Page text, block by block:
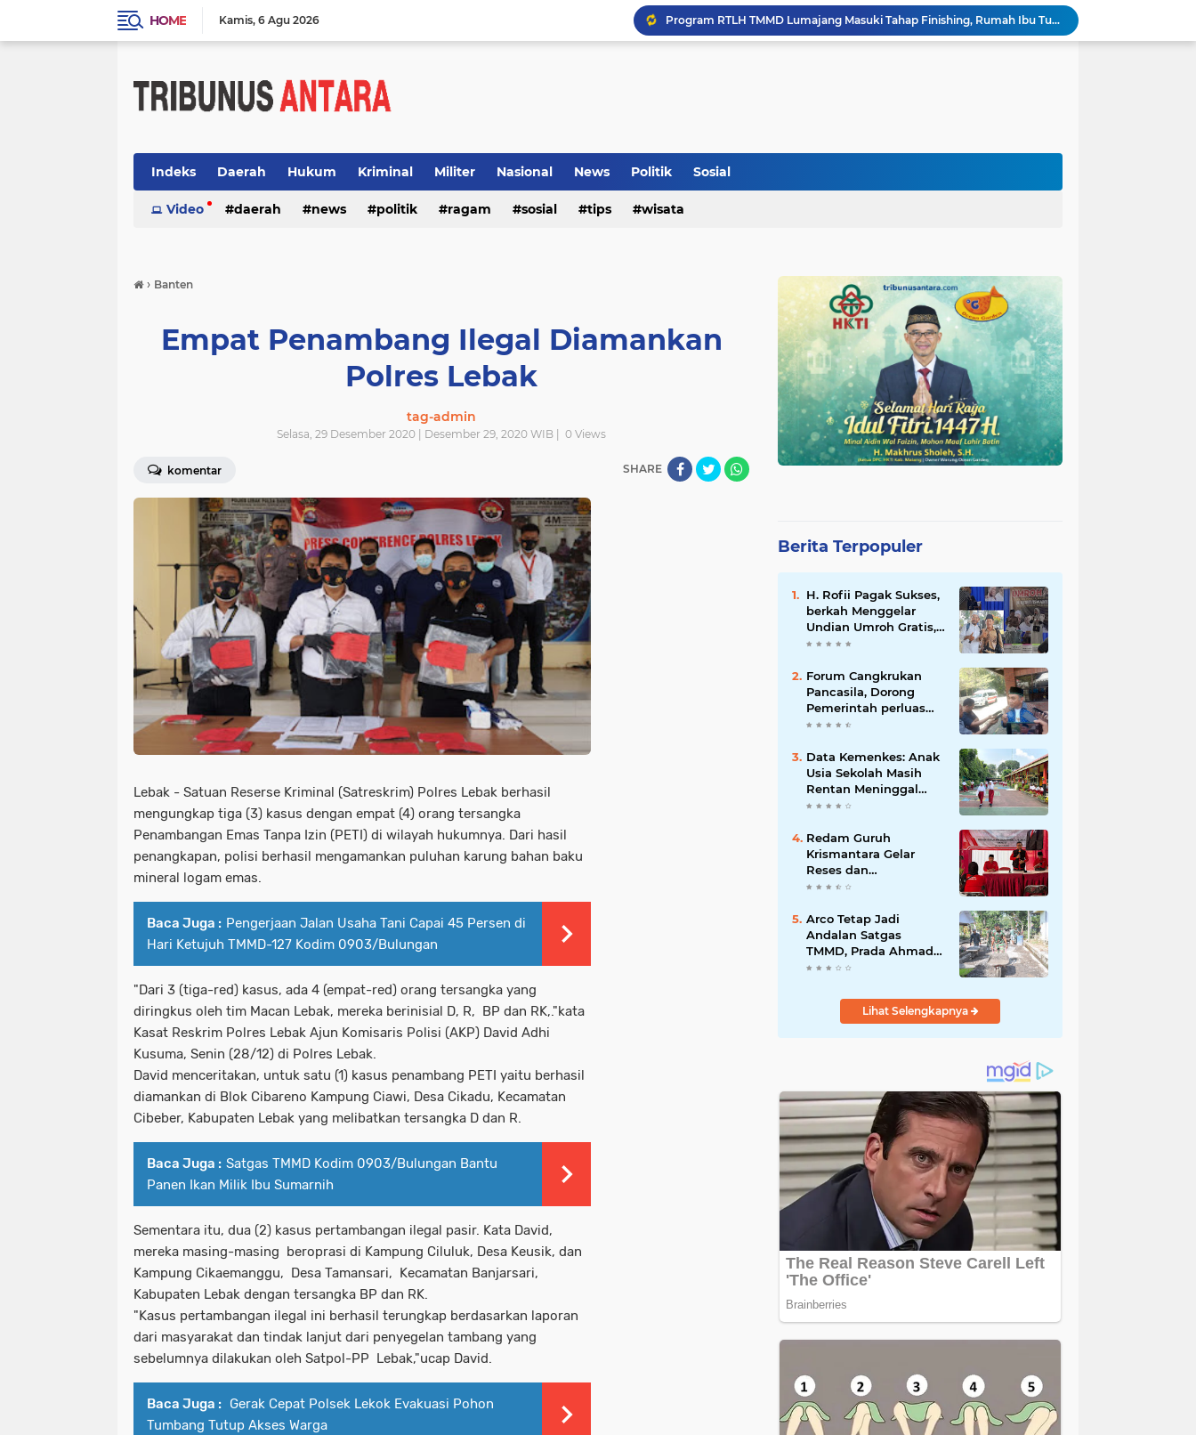
HOME Kamis 6 Agu 2026
Program RTLH TMMD Lumajang Masuki Tahap Finishing, Rumah Ibu Tuha Dicat Rapi
Ketua DPC. HKTI Kabupaten Malang H. Makhrus Sholeh, Dorong Insentif Pajak UMKM dan Penghapusan PPh Rumah Subsidi.
Satgas TMMD Kodim 0821 Pastikan Tugu Prasasti Dibangun Sesuai Perencanaan
Indeks Daerah Hukum Kriminal Militer Nasional News Politik Sosial
Video daerah news politik ragam sosial tips wisata
› Banten
Empat Penambang Ilegal Diamankan
Polres Lebak
tag-admin
Selasa, 29 Desember 2020 | Desember 29, 2020 WIB | 0 Views
komentar SHARE
Lebak - Satuan Reserse Kriminal (Satreskrim) Polres Lebak berhasil
mengungkap tiga (3) kasus dengan empat (4) orang tersangka
Penambangan Emas Tanpa Izin (PETI) di wilayah hukumnya. Dari hasil
penangkapan, polisi berhasil mengamankan puluhan karung bahan baku
mineral logam emas.
Baca Juga : Pengerjaan Jalan Usaha Tani Capai 45 Persen di
Hari Ketujuh TMMD-127 Kodim 0903/Bulungan
"Dari 3 (tiga-red) kasus, ada 4 (empat-red) orang tersangka yang
diringkus oleh tim Macan Lebak, mereka berinisial D, R, BP dan RK,."kata
Kasat Reskrim Polres Lebak Ajun Komisaris Polisi (AKP) David Adhi
Kusuma, Senin (28/12) di Polres Lebak.
David menceritakan, untuk satu (1) kasus penambang PETI yaitu berhasil
diamankan di Blok Cibareno Kampung Ciawi, Desa Cikadu, Kecamatan
Cibeber, Kabupaten Lebak yang melibatkan tersangka D dan R.
Baca Juga : Satgas TMMD Kodim 0903/Bulungan Bantu
Panen Ikan Milik Ibu Sumarnih
Sementara itu, dua (2) kasus pertambangan ilegal pasir. Kata David,
mereka masing-masing beroprasi di Kampung Ciluluk, Desa Keusik, dan
Kampung Cikaemanggu, Desa Tamansari, Kecamatan Banjarsari,
Kabupaten Lebak dengan tersangka BP dan RK.
"Kasus pertambangan ilegal ini berhasil terungkap berdasarkan laporan
dari masyarakat dan tindak lanjut dari penyegelan tambang yang
sebelumnya dilakukan oleh Satpol-PP Lebak,"ucap David.
Baca Juga : Gerak Cepat Polsek Lekok Evakuasi Pohon
Tumbang Tutup Akses Warga
Berita Terpopuler
H. Rofii Pagak Sukses,
berkah Menggelar
Undian Umroh Gratis,
Wujud Kepedulian
Forum Cangkrukan
Pancasila, Dorong
Pemerintah perluas
intensif Perpajakan
UMKM.
Data Kemenkes: Anak
Usia Sekolah Masih
Rentan Meninggal
Akibat DBD
Redam Guruh
Krismantara Gelar
Reses dan
Silaturrahmi bersama
Se -Kecamatan
Lawang.
Arco Tetap Jadi
Andalan Satgas
TMMD, Prada Ahmad
Afandi Percepat
Pengecoran
Lihat Selengkapnya